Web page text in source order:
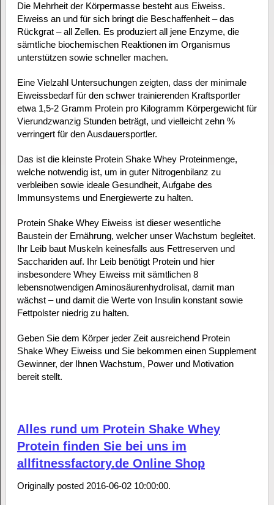
Die Mehrheit der Körpermasse besteht aus Eiweiss.
Eiweiss an und für sich bringt die Beschaffenheit – das
Rückgrat – all Zellen. Es produziert all jene Enzyme, die
sämtliche biochemischen Reaktionen im Organismus
unterstützen sowie schneller machen.
Eine Vielzahl Untersuchungen zeigten, dass der minimale
Eiweissbedarf für den schwer trainierenden Kraftsportler
etwa 1,5-2 Gramm Protein pro Kilogramm Körpergewicht für
Vierundzwanzig Stunden beträgt, und vielleicht zehn %
verringert für den Ausdauersportler.
Das ist die kleinste Protein Shake Whey Proteinmenge,
welche notwendig ist, um in guter Nitrogenbilanz zu
verbleiben sowie ideale Gesundheit, Aufgabe des
Immunsystems und Energiewerte zu halten.
Protein Shake Whey Eiweiss ist dieser wesentliche
Baustein der Ernährung, welcher unser Wachstum begleitet.
Ihr Leib baut Muskeln keinesfalls aus Fettreserven und
Sacchariden auf. Ihr Leib benötigt Protein und hier
insbesondere Whey Eiweiss mit sämtlichen 8
lebensnotwendigen Aminosäurenhydrolisat, damit man
wächst – und damit die Werte von Insulin konstant sowie
Fettpolster niedrig zu halten.
Geben Sie dem Körper jeder Zeit ausreichend Protein
Shake Whey Eiweiss und Sie bekommen einen Supplement
Gewinner, der Ihnen Wachstum, Power und Motivation
bereit stellt.
Alles rund um Protein Shake Whey
Protein finden Sie bei uns im
allfitnessfactory.de Online Shop
Originally posted 2016-06-02 10:00:00.